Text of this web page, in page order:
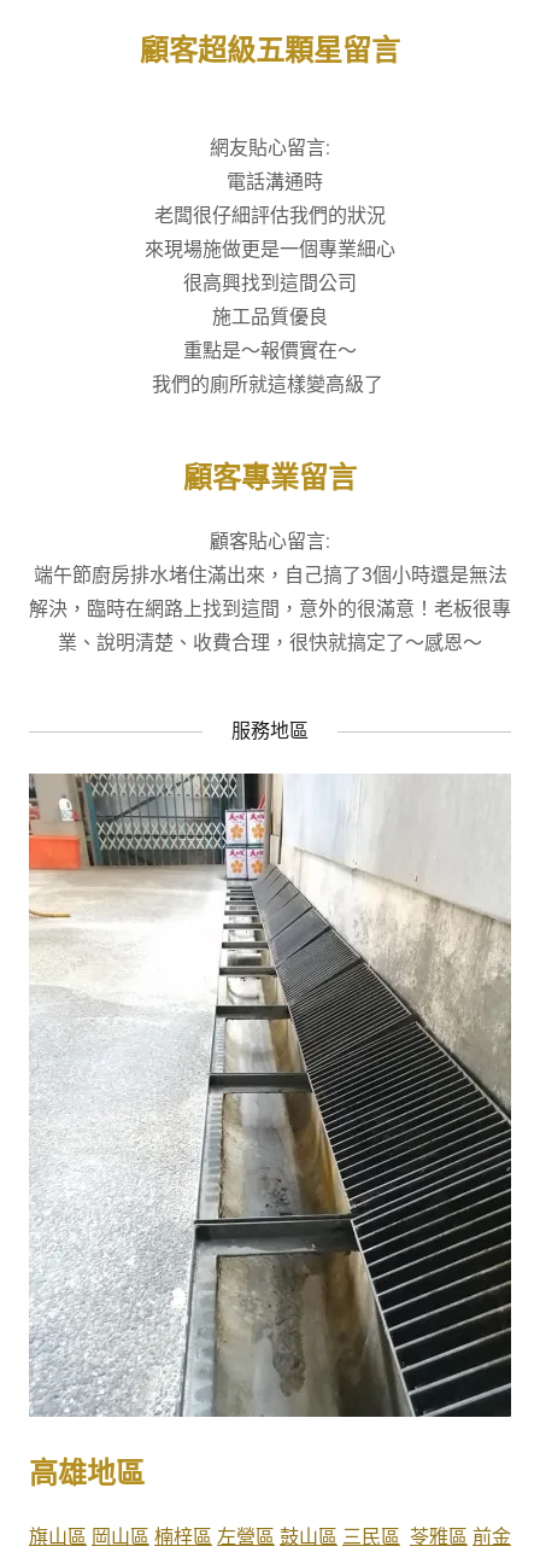
顧客超級五顆星留言
網友貼心留言:
電話溝通時
老闆很仔細評估我們的狀況
來現場施做更是一個專業細心
很高興找到這間公司
施工品質優良
重點是～報價實在～
我們的廁所就這樣變高級了
顧客專業留言
顧客貼心留言:
端午節廚房排水堵住滿出來，自己搞了3個小時還是無法
解決，臨時在網路上找到這間，意外的很滿意！老板很專
業、說明清楚、收費合理，很快就搞定了～感恩～
服務地區
高雄地區
旗山區 岡山區 楠梓區 左營區 鼓山區 三民區 苓雅區 前金